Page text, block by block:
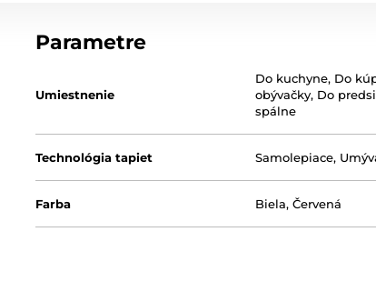
Parametre
Umiestnenie
Do kuchyne, Do
obývačky, Do
spálne
Technológia tapiet Samolepiace,
Farba Biela,Červená